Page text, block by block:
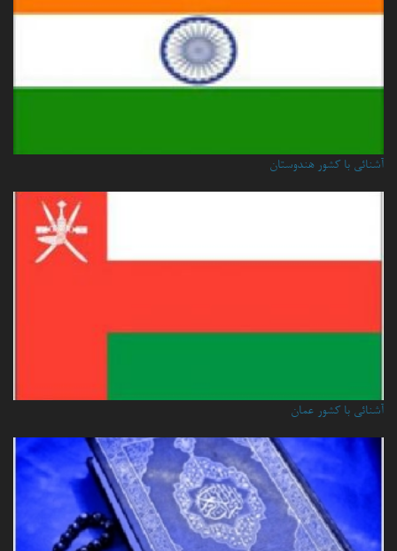
آشنائی با کشور هندوستان
آشنائي با كشور عمان